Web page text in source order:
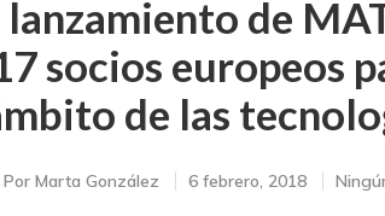
lanzamiento de
socios europeos
de las
Por Marta González 6 febrero, 2018